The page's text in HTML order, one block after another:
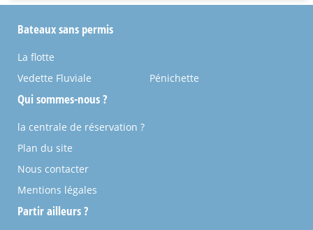
Bateaux sans permis
La flotte
Vedette Fluviale
Pénichette
Qui sommes-nous ?
la centrale de réservation ?
Plan du site
Nous contacter
Mentions légales
Partir ailleurs ?